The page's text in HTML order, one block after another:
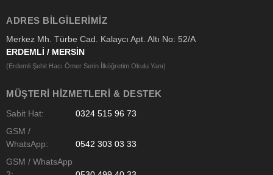
ADRES BILGILERIMIZ
Merkez Mh. Türbe Cad. Kalaycı Apt. Altı No: 52/A
ERDEMLİ / MERSİN
(Erdemli Şehit Hacı Ömer Serin İlköğretim Okulu Yanı)
MÜŞTERI HIZMETLERI & DESTEK
Sabit Hat:
0324 515 96 73
GSM /
WhatsApp:
0542 303 03 33
GSM / WhatsApp